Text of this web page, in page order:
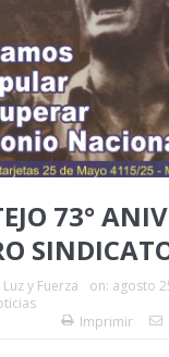
73°
y Fuerza on: agosto
Imprimir